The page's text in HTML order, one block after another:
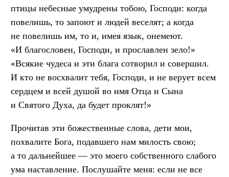
птицы небесные умудрены тобою, Господи: когда
повелишь, то запоют и людей веселят; а когда
не повелишь им, то и, имея язык, онемеют.
«И благословен, Господи, и прославлен зело!»
«Всякие чудеса и эти блага сотворил и совершил.
И кто не восхвалит тебя, Господи, и не верует всем
сердцем и всей душой во имя Отца и Сына
и Святого Духа, да будет проклят!»
Прочитав эти божественные слова, дети мои,
похвалите Бога, подавшего нам милость свою;
а то дальнейшее — это моего собственного слабого
ума наставление. Послушайте меня: если не все